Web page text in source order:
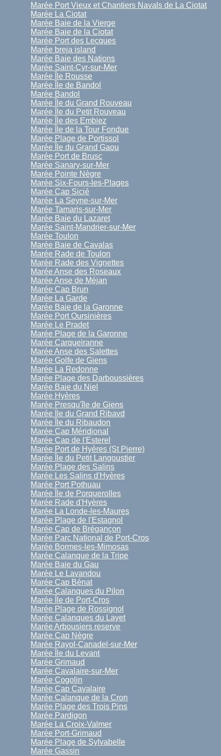
Marée Port Vieux et Chantiers Navals de La Ciotat
Marée La Ciotat
Marée Baie de la Vierge
Marée Baie de la Ciotat
Marée Port des Lecques
Marée breja island
Marée Baie des Nations
Marée Saint-Cyr-sur-Mer
Marée Île Rousse
Marée Île de Bandol
Marée Bandol
Marée Île du Grand Rouveau
Marée Île du Petit Rouveau
Marée Île des Embiez
Marée Île de la Tour Fondue
Marée Plage de Portissol
Marée Île du Grand Gaou
Marée Port de Brusc
Marée Sanary-sur-Mer
Marée Pointe Nègre
Marée Six-Fours-les-Plages
Marée Cap Sicié
Marée La Seyne-sur-Mer
Marée Tamaris-sur-Mer
Marée Baie du Lazaret
Marée Saint-Mandrier-sur-Mer
Marée Toulon
Marée Baie de Cavalas
Marée Rade de Toulon
Marée Rade des Vignettes
Marée Anse des Roseaux
Marée Anse de Méjan
Marée Cap Brun
Marée La Garde
Marée Baie de la Garonne
Marée Port Oursinières
Marée Le Pradet
Marée Plage de la Garonne
Marée Carqueiranne
Marée Anse des Salettes
Marée Golfe de Giens
Marée La Redonne
Marée Plage des Darboussières
Marée Baie du Niel
Marée Hyères
Marée Presqu'île de Giens
Marée Íle du Grand Ribavd
Marée Île du Ribaudon
Marée Cap Méridional
Marée Cap de l'Esterel
Marée Port de Hyères (St Pierre)
Marée Île du Petit Langoustier
Marée Plage des Salins
Marée Les Salins d'Hyères
Marée Port Pothuau
Marée Île de Porquerolles
Marée Rade d'Hyères
Marée La Londe-les-Maures
Marée Plage de l'Estagnol
Marée Cap de Brégançon
Marée Parc National de Port-Cros
Marée Bormes-les-Mimosas
Marée Calanque de la Tripe
Marée Baie du Gau
Marée Le Lavandou
Marée Cap Bénat
Marée Calanques du Pilon
Marée Île de Port-Cros
Marée Plage de Rossignol
Marée Calanques du Layet
Marée Arbousiers reserve
Marée Cap Nègre
Marée Rayol-Canadel-sur-Mer
Marée Île du Levant
Marée Grimaud
Marée Cavalaire-sur-Mer
Marée Cogolin
Marée Cap Cavalaire
Marée Calanque de la Cron
Marée Plage des Trois Pins
Marée Pardigon
Marée La Croix-Valmer
Marée Port-Grimaud
Marée Plage de Sylvabelle
Marée Gassin